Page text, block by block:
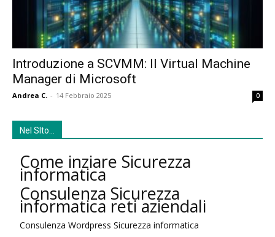
Introduzione a SCVMM: Il Virtual Machine
Manager di Microsoft
Andrea C. - 14 Febbraio 2025 0
Nel SIto…
Come inziare Sicurezza
informatica
Consulenza Sicurezza
informatica reti aziendali
Consulenza Wordpress Sicurezza informatica